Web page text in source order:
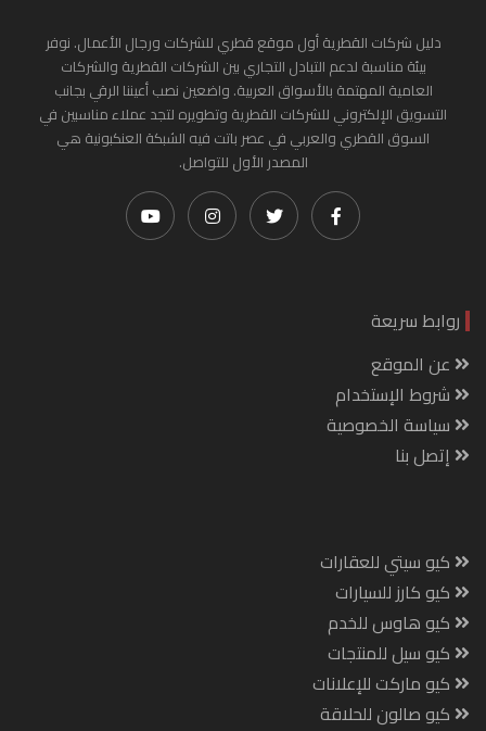
دليل شركات القطرية أول موقع قطري للشركات ورجال الأعمال. نوفر
بيئة مناسبة لدعم التبادل التجاري بين الشركات القطرية والشركات
العامية المهتمة بالأسواق العربية. واضعين نصب أعيننا الرقي بجانب
التسويق الإلكتروني للشركات القطرية وتطويره لتجد عملاء مناسبين في
السوق القطري والعربي في عصر باتت فيه الشبكة العنكبونية هي
المصدر الأول للتواصل.
روابط سريعة
عن الموقع
شروط الإستخدام
سياسة الخصوصية
إتصل بنا
كيو سيتي للعقارات
كيو كارز للسيارات
كيو هاوس للخدم
كيو سيل للمنتجات
كيو ماركت للإعلانات
كيو صالون للحلاقة